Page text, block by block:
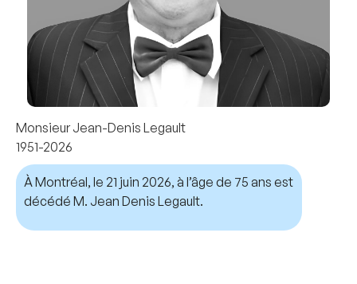
Monsieur Jean-Denis Legault
1951-2026
À Montréal, le 21 juin 2026, à l’âge de 75 ans est
décédé M. Jean Denis Legault.